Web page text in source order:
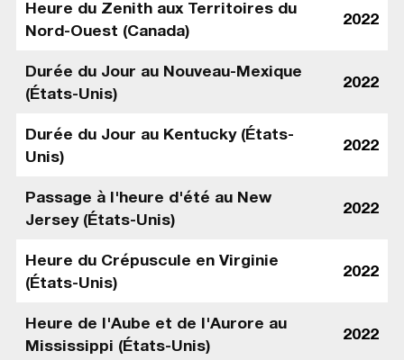
Heure du Zenith aux Territoires du
Nord-Ouest (Canada)
2022
Durée du Jour au Nouveau-Mexique
(États-Unis)
2022
Durée du Jour au Kentucky (États-
Unis)
2022
Passage à l'heure d'été au New
Jersey (États-Unis)
2022
Heure du Crépuscule en Virginie
(États-Unis)
2022
Heure de l'Aube et de l'Aurore au
Mississippi (États-Unis)
2022